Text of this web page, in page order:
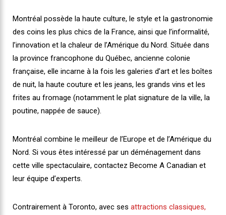
Montréal possède la haute culture, le style et la gastronomie
des coins les plus chics de la France, ainsi que l’informalité,
l’innovation et la chaleur de l’Amérique du Nord. Située dans
la province francophone du Québec, ancienne colonie
française, elle incarne à la fois les galeries d’art et les boîtes
de nuit, la haute couture et les jeans, les grands vins et les
frites au fromage (notamment le plat signature de la ville, la
poutine, nappée de sauce).
Montréal combine le meilleur de l’Europe et de l’Amérique du
Nord. Si vous êtes intéressé par un déménagement dans
cette ville spectaculaire, contactez Become A Canadian et
leur équipe d’experts.
Contrairement à Toronto, avec ses attractions classiques,